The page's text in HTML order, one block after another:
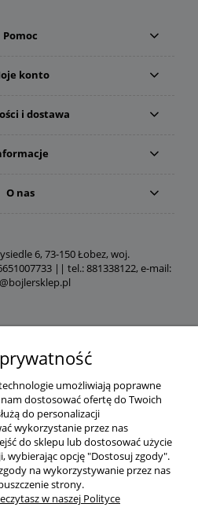
Pomoc
konto
i dostawa
O nas
6, 73-150 Łobez, woj.
|| tel.: 881338122, e-mail:
umożliwiają poprawne
dostosować ofertę do Twoich
do personalizacji
wykorzystanie przez nas
do sklepu lub dostosować użycie
wybierając opcję "Dostosuj zgody".
na wykorzystywanie przez nas
strony.
w naszej Polityce